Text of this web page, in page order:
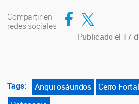
Compartir en
redes sociales
Compartir en Facebook
Compartir en Twitter
Publicado el 17
Tags: Anquilosáuridos Cerro